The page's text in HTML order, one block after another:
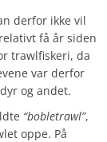
derfor ikke vil
få år siden
trawlfiskeri, da
var derfor
og andet.
“bobletrawl”,
oppe. På